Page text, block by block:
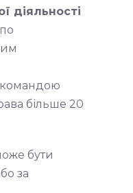
діяльності
командою
більше 20
бути
за